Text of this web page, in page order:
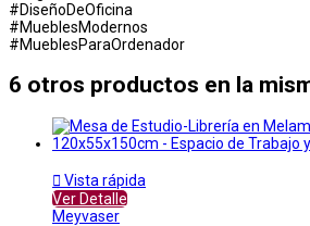
#DiseñoDeOficina
#MueblesModernos
#MueblesParaOrdenador
6 otros productos en la
 Vista rápida
Ver Detalle
Meyvaser